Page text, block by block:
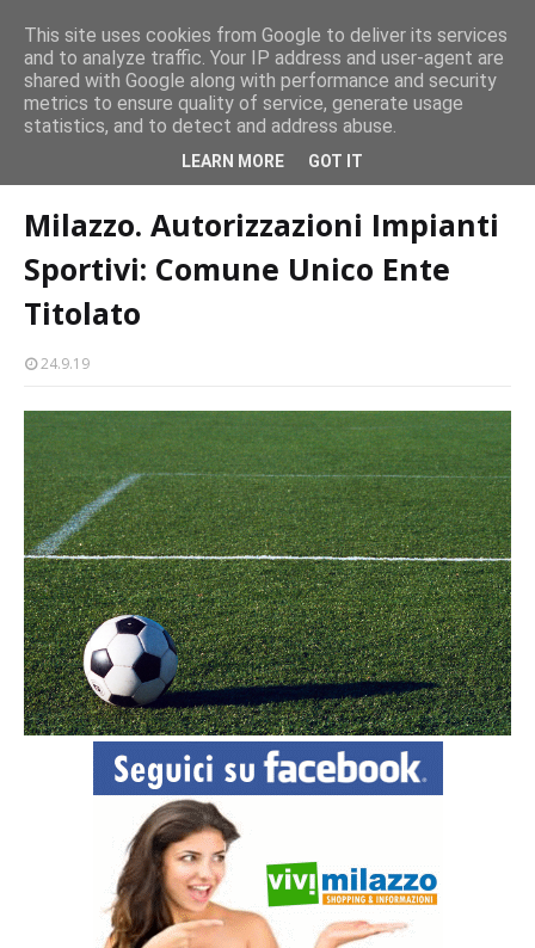
Milazzo 28ª Sagra del Pesce a Vaccarella: il programma
EVENTI
Milazzo. Autorizzazioni Impianti Sportivi: Comune
Milazzo. Autorizzazioni Impianti
Sportivi: Comune Unico Ente
Titolato
24.9.19
This site uses cookies from Google to deliver its services
and to analyze traffic. Your IP address and user-agent are
shared with Google along with performance and security
metrics to ensure quality of service, generate usage
statistics, and to detect and address abuse.
LEARN MORE GOT IT